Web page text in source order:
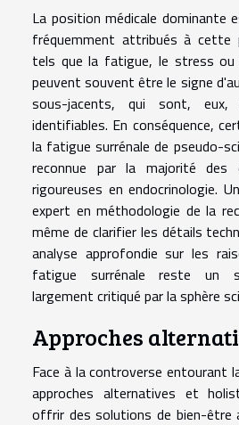
La position médicale dominante
fréquemment attribués à
tels que la fatigue, le stress ou
peuvent souvent être le signe
sous-jacents, qui sont, eux,
identifiables. En conséquence,
la fatigue surrénale de pseudo-
reconnue par la majorité des
rigoureuses en endocrinologie.
expert en méthodologie de la
même de clarifier les détails
analyse approfondie sur les
fatigue surrénale reste un
largement critiqué par la sphère
Approches
Face à la controverse entourant
approches alternatives et
offrir des solutions de bien-être